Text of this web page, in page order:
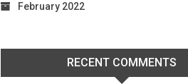
February 2022
RECENT COMMENTS